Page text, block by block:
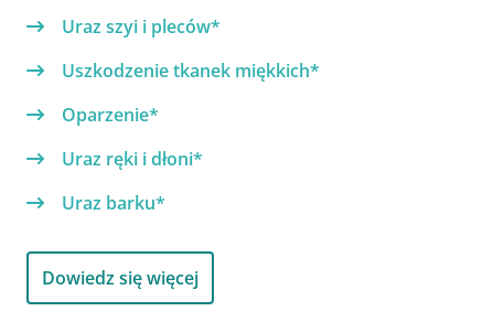
Uraz szyi i pleców*
Uszkodzenie tkanek miękkich*
Oparzenie*
Uraz ręki i dłoni*
Uraz barku*
Dowiedz się więcej